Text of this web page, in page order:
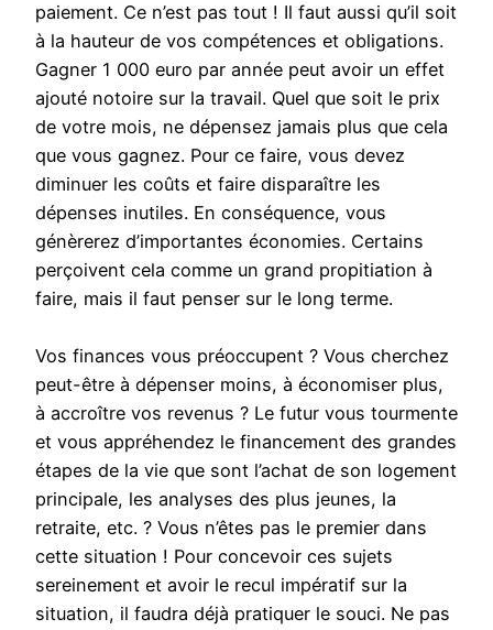
paiement. Ce n’est pas tout ! Il faut aussi qu’il soit
à la hauteur de vos compétences et obligations.
Gagner 1 000 euro par année peut avoir un effet
ajouté notoire sur la travail. Quel que soit le prix
de votre mois, ne dépensez jamais plus que cela
que vous gagnez. Pour ce faire, vous devez
diminuer les coûts et faire disparaître les
dépenses inutiles. En conséquence, vous
génèrerez d’importantes économies. Certains
perçoivent cela comme un grand propitiation à
faire, mais il faut penser sur le long terme.
Vos finances vous préoccupent ? Vous cherchez
peut-être à dépenser moins, à économiser plus,
à accroître vos revenus ? Le futur vous tourmente
et vous appréhendez le financement des grandes
étapes de la vie que sont l’achat de son logement
principale, les analyses des plus jeunes, la
retraite, etc. ? Vous n’êtes pas le premier dans
cette situation ! Pour concevoir ces sujets
sereinement et avoir le recul impératif sur la
situation, il faudra déjà pratiquer le souci. Ne pas